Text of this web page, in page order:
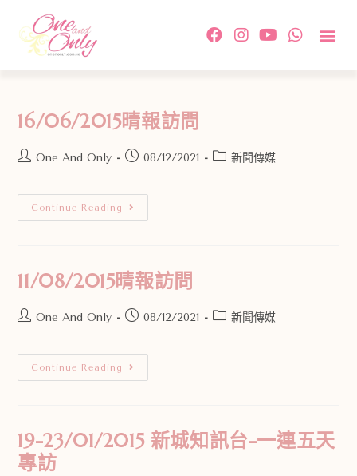
16/06/2015晴報訪問
One And Only 08/12/2021 新聞傳媒
Continue Reading
11/08/2015晴報訪問
One And Only 08/12/2021 新聞傳媒
Continue Reading
19-23/01/2015 新城知訊台-一連五天
專訪